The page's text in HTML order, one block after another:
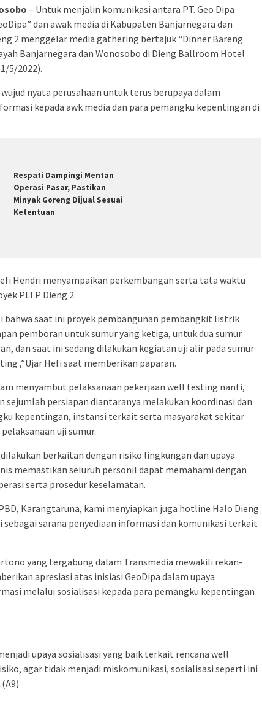
– Untuk menjalin komunikasi antara PT. Geo Dipa
dan awak media di Kabupaten Banjarnegara dan
2 menggelar media gathering bertajuk “Dinner Bareng
Banjarnegara dan Wonosobo di Dieng Ballroom Hotel
5/2022).
nyata perusahaan untuk terus berupaya dalam
kepada awk media dan para pemangku kepentingan di
Respati Dampingi Mentan
Operasi Pasar, Pastikan
Minyak Goreng Dijual Sesuai
Ketentuan
Hendri menyampaikan perkembangan serta tata waktu
PLTP Dieng 2.
bahwa saat ini proyek pembangunan pembangkit listrik
pemboran untuk sumur yang ketiga, untuk dua sumur
dan saat ini sedang dilakukan kegiatan uji alir pada sumur
,”Ujar Hefi saat memberikan paparan.
menyambut pelaksanaan pekerjaan well testing nanti,
sejumlah persiapan diantaranya melakukan koordinasi dan
kepentingan, instansi terkait serta masyarakat sekitar
uji sumur.
berkaitan dengan risiko lingkungan dan upaya
memastikan seluruh personil dapat memahami dengan
serta prosedur keselamatan.
Karangtaruna, kami menyiapkan juga hotline Halo Dieng
sebagai sarana penyediaan informasi dan komunikasi terkait
yang tergabung dalam Transmedia mewakili rekan-
apresiasi atas inisiasi GeoDipa dalam upaya
melalui sosialisasi kepada para pemangku kepentingan
upaya sosialisasi yang baik terkait rencana well
agar tidak menjadi miskomunikasi, sosialisasi seperti ini